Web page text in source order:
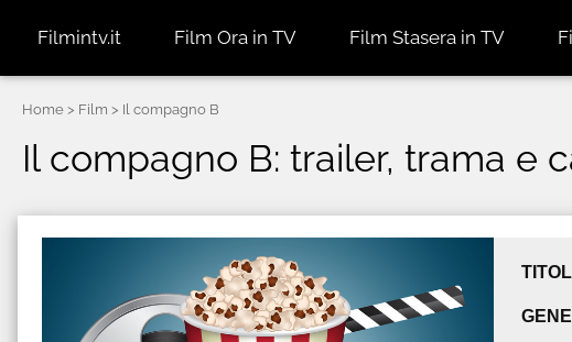
Filmintv.it Film Ora in TV Film Stasera in TV
Home > Film > Il compagno B
Il compagno B: trailer, trama e